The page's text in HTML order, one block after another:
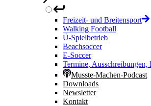
Freizeit- und Breitensport
Walking Football
Ü-Spielbetrieb
Beachsoccer
E-Soccer
Termine, Ausschreibungen,
Musste-Machen-Podcast
Downloads
Newsletter
Kontakt